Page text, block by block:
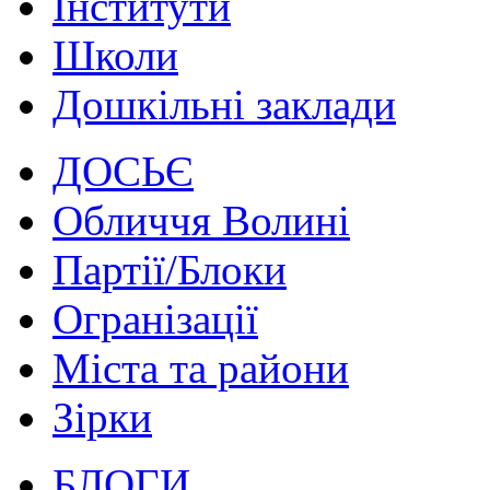
Школи
Дошкільні заклади
ДОСЬЄ
Обличчя Волині
Партії/Блоки
Огранізації
Міста та райони
Зірки